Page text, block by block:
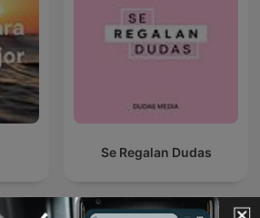
Se Regalan Dudas